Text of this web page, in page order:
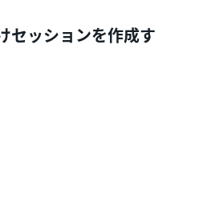
セッションを作成す